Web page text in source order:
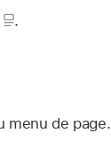
.
menu de page.